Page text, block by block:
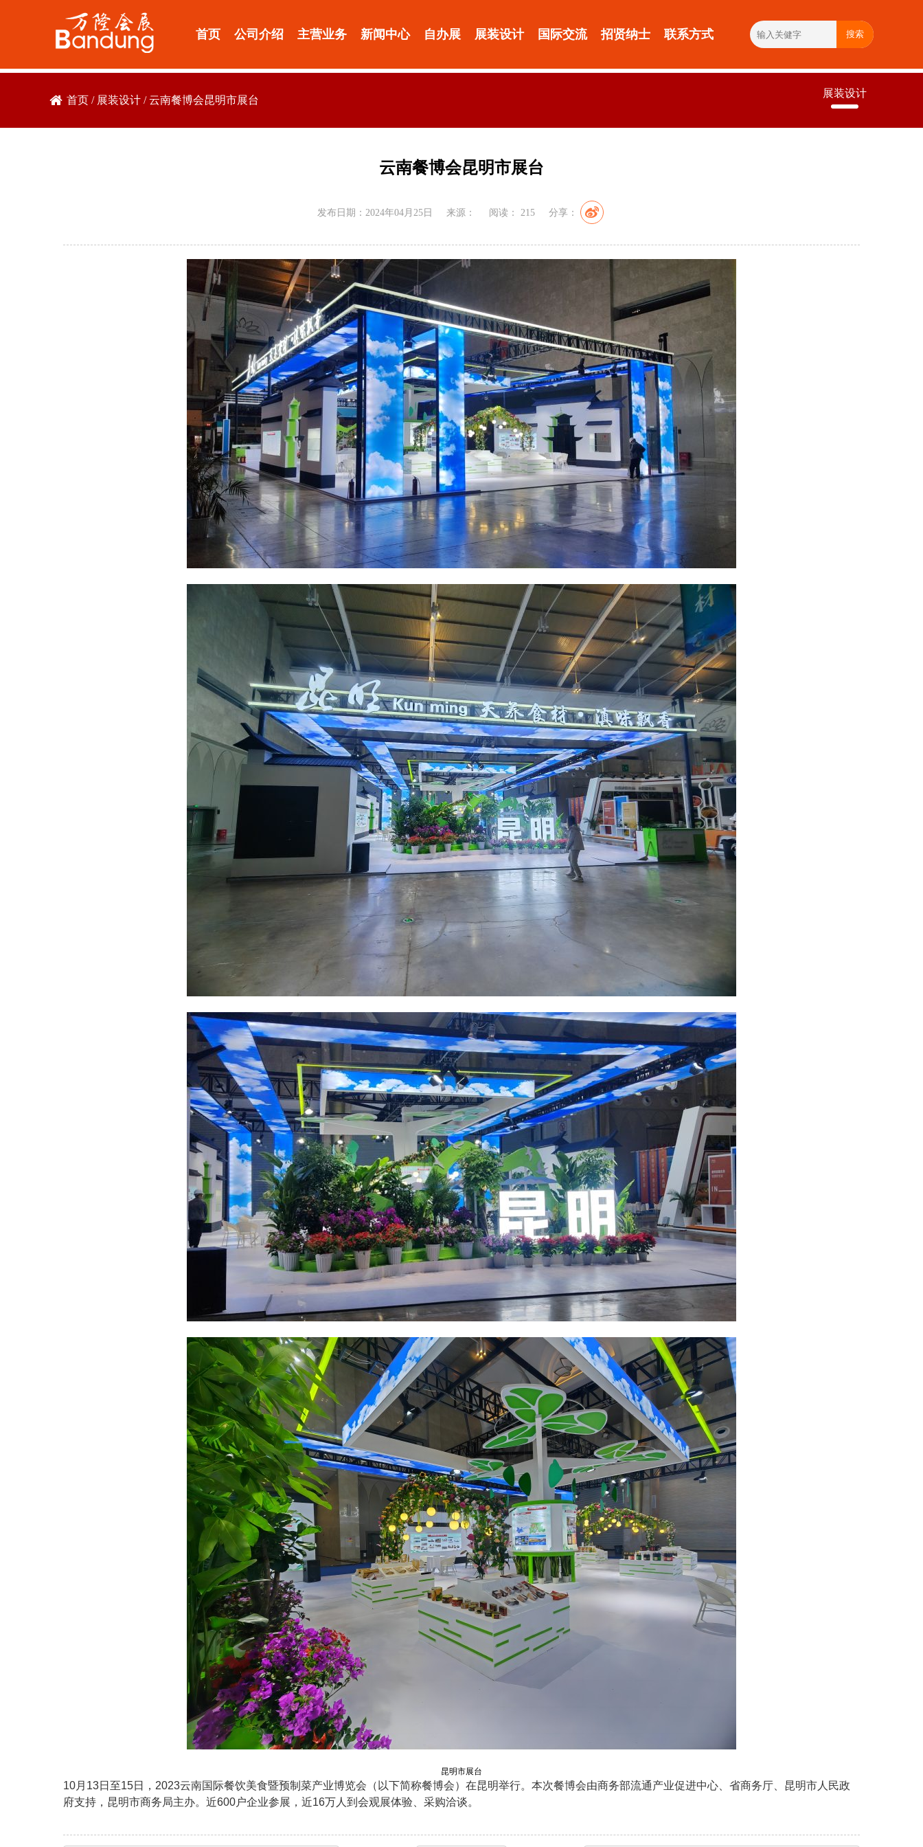
首页 公司介绍 主营业务 新闻中心 自办展 展装设计 国际交流 招贤纳士 联系方式 搜索
首页 / 展装设计 /云南餐博会昆明市展台
展装设计
云南餐博会昆明市展台
发布日期：2024年04月25日 来源： 阅读： 215 分享：
昆明市展台
10月13日至15日，2023云南国际餐饮美食暨预制菜产业博览会（以下简称餐博会）在昆明举行。本次餐博会由商务部流通产业促进中心、省商务厅、昆明市人民政
府支持，昆明市商务局主办。近600户企业参展，近16万人到会观展体验、采购洽谈。